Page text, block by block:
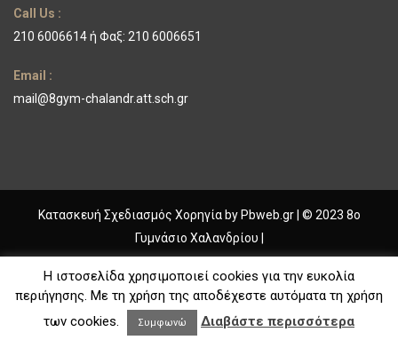
Call Us :
210 6006614 ή Φαξ: 210 6006651
Email :
mail@8gym-chalandr.att.sch.gr
Κατασκευή Σχεδιασμός Χορηγία byPbweb.gr| © 2023 8ο
Γυμνάσιο Χαλανδρίου |
ΓΥΜΝΑΣΙΟ ΧΑΛΑΝΔΡΙΟΥ
ΤΟ ΣΧΟΛΕΙΟ ΔΡΑΣΤΗΡΙΟΤΗΤΕΣ ΕΚΠΑΙΔΕΥΤΙΚΑ
ΠΡΟΓΡΑΜΜΑΤΑ
ΕΠΙΚΟΙΝΩΝΙΑ
Η ιστοσελίδα χρησιμοποιεί cookies για την ευκολία
περιήγησης. Με τη χρήση της αποδέχεστε αυτόματα τη χρήση
των cookies.
Συμφωνώ Διαβάστε περισσότερα